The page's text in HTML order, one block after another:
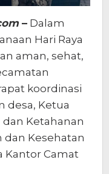
– Dalam
Hari Raya
aman, sehat,
koordinasi
desa, Ketua
dan Ketahanan
dan Kesehatan
Kantor Camat